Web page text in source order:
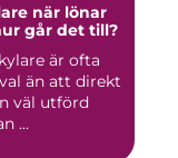
går det till?
är ofta
än att direkt
väl utförd
...